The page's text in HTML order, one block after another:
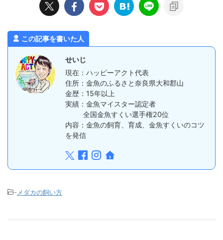
この記事を書いた人
せいじ
現在：ハッピーアクト代表
住所：金魚のふるさと奈良県大和郡山
金歴：15年以上
実績：金魚マイスター認定者
全国金魚すくい選手権20位
内容：金魚の飼育、育成、金魚すくいのコツ
を発信
- メダカの飼い方